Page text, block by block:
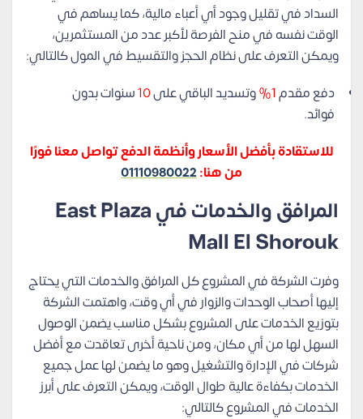
السداد في تقليل وجود أي أعباء مالية، كما يساهم في
الوقت نفسه في منح الفرصة لأكبر عدد من المستثمرين،
ويمكن التعرف على نظام الحجز والتقسيط في المول كالتالي:
دفع مقدم1% وتسديد الباقي على10سنوات بدون
فوائد.
للاستقادة بأفضل الأسعار وأنظمة الدفع تواصل معنا فورًا
من هنا:01110980022
المرافق والخدمات في East Plaza
Mall El Shorouk
وفرت الشركة في المشروع كل المرافق والخدمات التي يحتاج
إليها أصحاب الوحدات والزوار في أي وقت، واهتمت الشركة
بتوزيع الخدمات على المشروع بشكل مناسب يضمن الوصول
السهل لها من أي مكان، ومن ناحية أخرى تعاقدت مع أفضل
شركات في الإدارة والتشغيل وهو ما يضمن لها عمل جميع
الخدمات بكفاءة عالية طوال الوقت، ويمكن التعرف على أبرز
الخدمات في المشروع كالتالي: